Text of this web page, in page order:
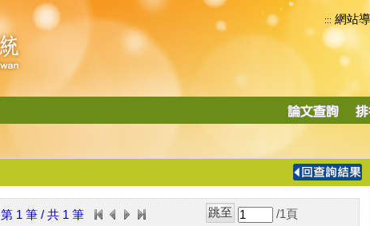
::: 網站
導
第 1 筆 / 共 1 筆 /1 頁